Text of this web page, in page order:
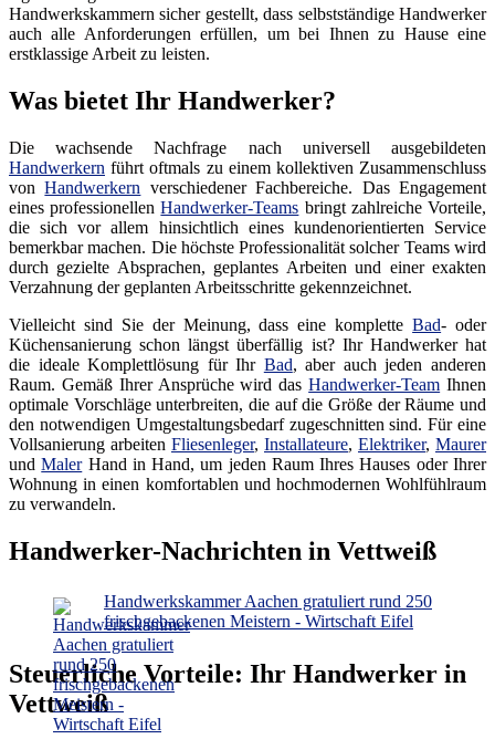
Handwerkskammern sicher gestellt, dass selbstständige Handwerker
auch alle Anforderungen erfüllen, um bei Ihnen zu Hause eine
erstklassige Arbeit zu leisten.
Was bietet Ihr Handwerker?
Die wachsende Nachfrage nach universell ausgebildeten
Handwerkern führt oftmals zu einem kollektiven Zusammenschluss
vonHandwerkern verschiedener Fachbereiche. Das Engagement
eines professionellenHandwerker-Teams bringt zahlreiche Vorteile,
die sich vor allem hinsichtlich eines kundenorientierten Service
bemerkbar machen. Die höchste Professionalität solcher Teams wird
durch gezielte Absprachen, geplantes Arbeiten und einer exakten
Verzahnung der geplanten Arbeitsschritte gekennzeichnet.
Vielleicht sind Sie der Meinung, dass eine kompletteBad- oder
Küchensanierung schon längst überfällig ist? Ihr Handwerker hat
die ideale Komplettlösung für Ihr Bad, aber auch jeden anderen
Raum. Gemäß Ihrer Ansprüche wird dasHandwerker-Team Ihnen
optimale Vorschläge unterbreiten, die auf die Größe der Räume und
den notwendigen Umgestaltungsbedarf zugeschnitten sind. Für eine
Vollsanierung arbeiten Fliesenleger, Installateure, Elektriker, Maurer
undMalerHand in Hand, um jeden Raum Ihres Hauses oder Ihrer
Wohnung in einen komfortablen und hochmodernen Wohlfühlraum
zu verwandeln.
Handwerker-Nachrichten in Vettweiß
Handwerkskammer Aachen gratuliert rund 250
frischgebackenen Meistern - Wirtschaft Eifel
Steuerliche Vorteile: Ihr Handwerker in
Vettweiß